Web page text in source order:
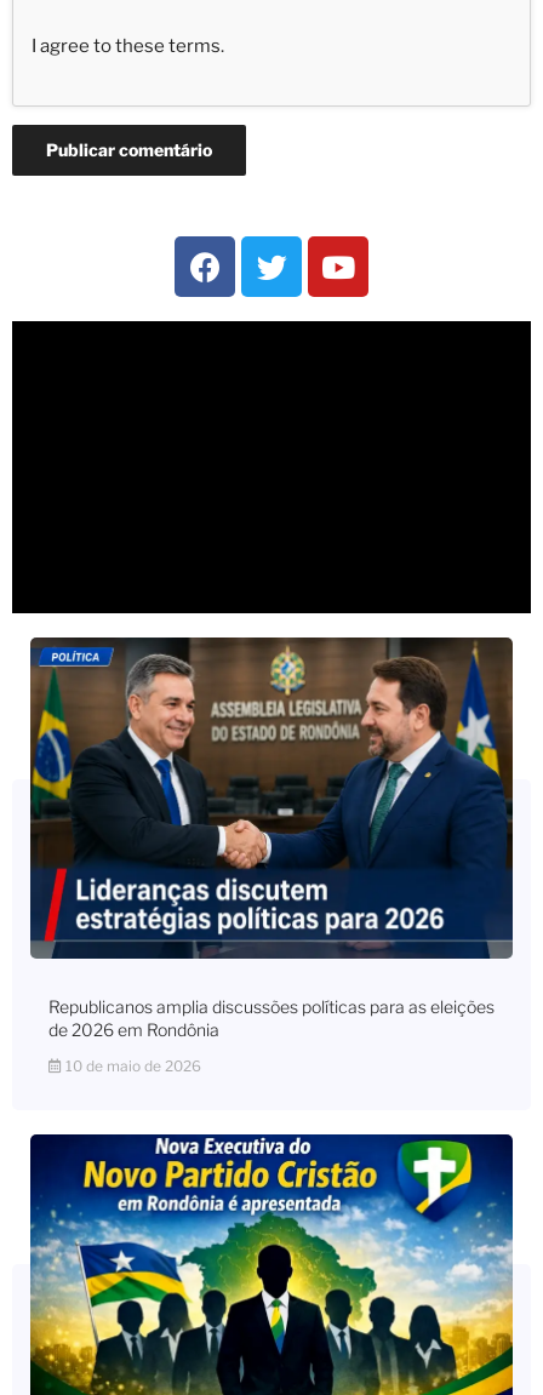
I agree to these terms.
Republicanos amplia discussões políticas para as eleições
de 2026 em Rondônia
10 de maio de 2026